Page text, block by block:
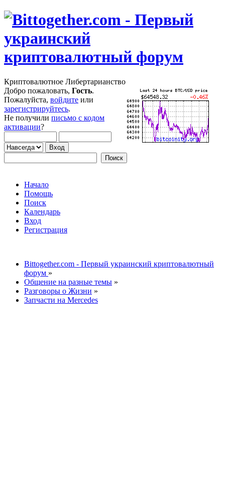
Криптовалютное Либертарианство
Добро пожаловать, Гость.
Пожалуйста, войдите или
зарегистрируйтесь.
Не получили письмо с кодом
активации?
Начало
Помощь
Поиск
Календарь
Вход
Регистрация
Bittogether.com - Первый украинский криптовалютный
форум »
Общение на разные темы »
Разговоры о Жизни »
Запчасти на Mercedes